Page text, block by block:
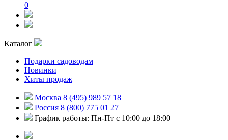
0
Каталог
Подарки садоводам
Новинки
Хиты продаж
Москва 8 (495) 989 57 18
Россия 8 (800) 775 01 27
График работы: Пн-Пт с 10:00 до 18:00